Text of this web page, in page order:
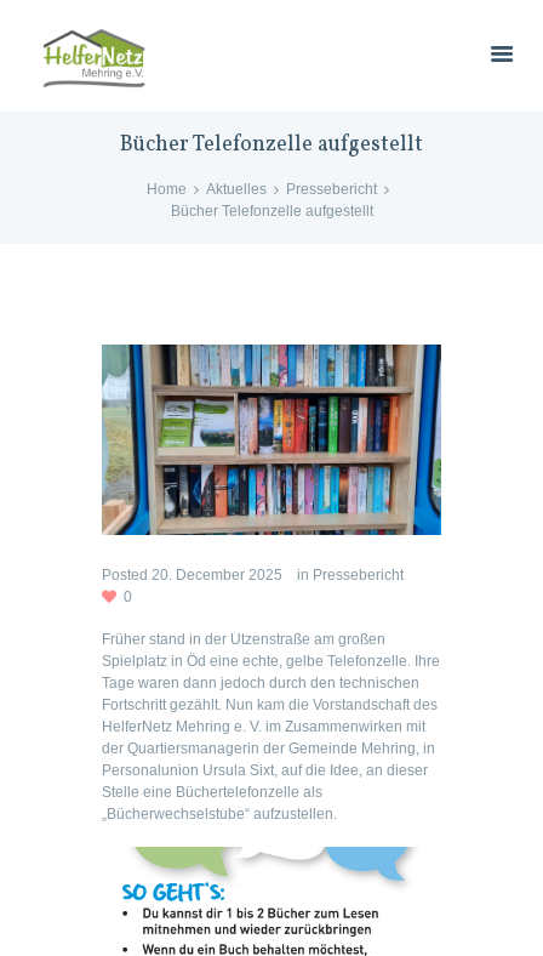
Bücher Telefonzelle aufgestellt
Home Aktuelles
Pressebericht
Bücher Telefonzelle aufgestellt
Posted 20. December 2025 in Pressebericht
0
Früher stand in der Utzenstraße am großen
Spielplatz in Öd eine echte, gelbe Telefonzelle. Ihre
Tage waren dann jedoch durch den technischen
Fortschritt gezählt. Nun kam die Vorstandschaft des
HelferNetz Mehring e. V. im Zusammenwirken mit
der Quartiersmanagerin der Gemeinde Mehring, in
Personalunion Ursula Sixt, auf die Idee, an dieser
Stelle eine Büchertelefonzelle als
„Bücherwechselstube“ aufzustellen.